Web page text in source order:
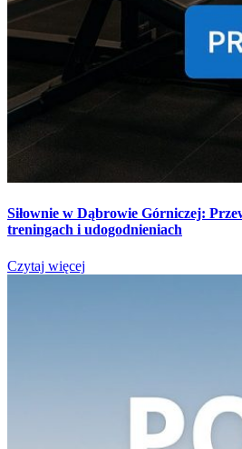
Siłownie w Dąbrowie Górniczej:
treningach i udogodnieniach
Czytaj więcej